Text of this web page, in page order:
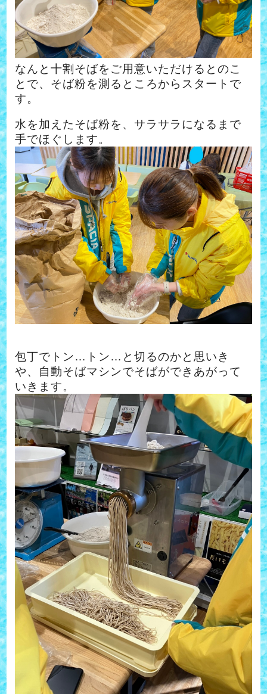
なんと十割そばを ご用意いただけるとのこ
とで、そば粉を測るところからスタートで
す。
水を加えたそば粉を、サラサラになるまで
手でほぐします。
包丁でトン…ト ン…と切るのかと思いき
や、自動そばマシンでそばができあがって
いきます。